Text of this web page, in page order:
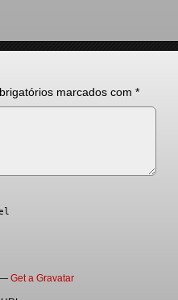
marcados com *
Get a Gravatar